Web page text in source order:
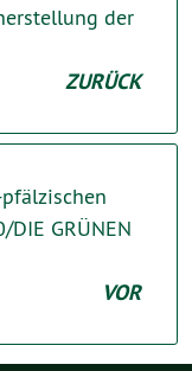
der
ZURÜCK
GRÜNEN
VOR